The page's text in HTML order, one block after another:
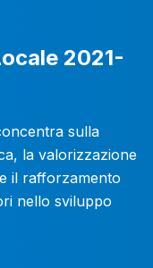
2021-
sulla
la valorizzazione
il rafforzamento
nello sviluppo